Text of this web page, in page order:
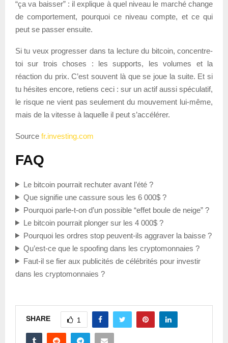
“ça va baisser” : il explique à quel niveau le marché change
de comportement, pourquoi ce niveau compte, et ce qui
peut se passer ensuite.
Si tu veux progresser dans ta lecture du bitcoin, concentre-
toi sur trois choses : les supports, les volumes et la
réaction du prix. C’est souvent là que se joue la suite. Et si
tu hésites encore, retiens ceci : sur un actif aussi spéculatif,
le risque ne vient pas seulement du mouvement lui-même,
mais de la vitesse à laquelle il peut s’accélérer.
Source fr.investing.com
FAQ
Le bitcoin pourrait rechuter avant l’été ?
Que signifie une cassure sous les 6 000$ ?
Pourquoi parle-t-on d’un possible “effet boule de neige” ?
Le bitcoin pourrait plonger sur les 4 000$ ?
Pourquoi les ordres stop peuvent-ils aggraver la baisse ?
Qu’est-ce que le spoofing dans les cryptomonnaies ?
Faut-il se fier aux publicités de célébrités pour investir
dans les cryptomonnaies ?
SHARE 1